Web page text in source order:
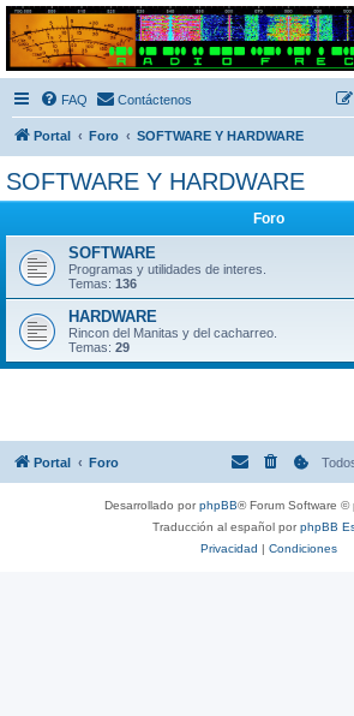
Radio Frecuencias
Foro de Radio Frecuencias
FAQ Contáctenos
Portal Foro SOFTWARE Y HARDWARE
SOFTWARE Y HARDWARE
Foro
SOFTWARE
Programas y utilidades de interes.
Temas: 136
HARDWARE
Rincon del Manitas y del cacharreo.
Temas: 29
Portal Foro
Desarrollado porphpBB® Forum Software ©
Traducción al español porphpBB
Privacidad | Condiciones